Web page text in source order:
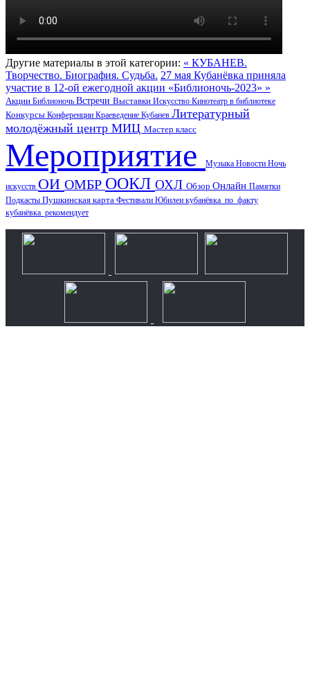
Другие материалы в этой категории: « КУБАНЕВ.
Творчество. Биография. Судьба. 27 мая Кубанёвка приняла
участие в 12-ой ежегодной акции «Библионочь-2023» »
Акции Библионочь Встречи Выставки Искусство Кинотеатр в библиотеке
Конкурсы Конференции Краеведение Кубанев Литературный
молодёжный центр МИЦ Мастер класс
Мероприятие Музыка Новости Ночь
искусств ОИ ОМБР ООКЛ ОХЛ Обзор Онлайн Памятки
Подкасты Пушкинская карта Фестивали Юбилеи кубанёвка_по_факту
кубанёвка_рекомендует